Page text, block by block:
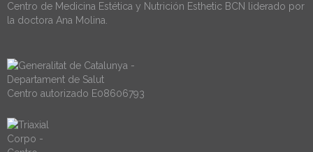
Centro de Medicina Estética y Nutrición Esthetic BCN liderado por
la doctora Ana Molina.
Centro autorizado E08606793